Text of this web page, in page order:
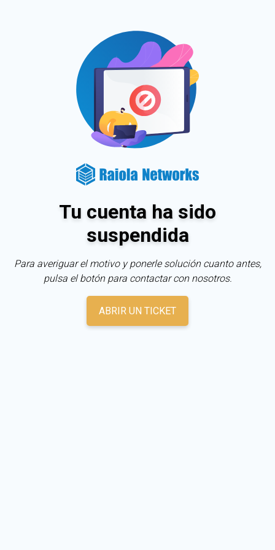
Tu cuenta ha sido
suspendida
Para averiguar el motivo y ponerle solución cuanto antes,
pulsa el botón para contactar con nosotros.
ABRIR UN TICKET